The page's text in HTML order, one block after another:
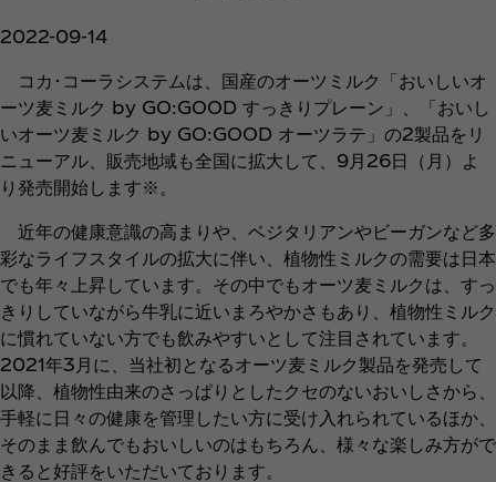
2022-09-14
コカ･コーラシステムは、国産のオーツミルク「おいしいオ
ーツ麦ミルク by GO:GOOD すっきりプレーン」、「おいし
いオーツ麦ミルク by GO:GOOD オーツラテ」の2製品をリ
ニューアル、販売地域も全国に拡大して、9月26日（月）よ
り発売開始します※。
近年の健康意識の高まりや、ベジタリアンやビーガンなど多
彩なライフスタイルの拡大に伴い、植物性ミルクの需要は日本
でも年々上昇しています。その中でもオーツ麦ミルクは、すっ
きりしていながら牛乳に近いまろやかさもあり、植物性ミルク
に慣れていない方でも飲みやすいとして注目されています。
2021年3月に、当社初となるオーツ麦ミルク製品を発売して
以降、植物性由来のさっぱりとしたクセのないおいしさから、
手軽に日々の健康を管理したい方に受け入れられているほか、
そのまま飲んでもおいしいのはもちろん、様々な楽しみ方がで
きると好評をいただいております。